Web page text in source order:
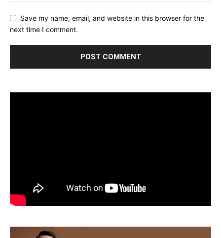
Save my name, email, and website in this browser for the
next time I comment.